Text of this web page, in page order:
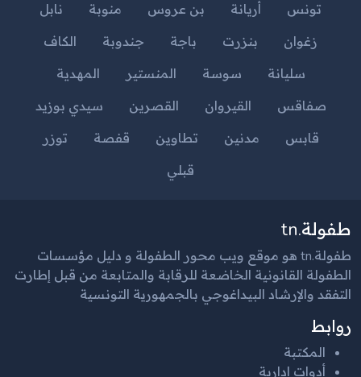
تونس أريانة بن عروس منوبة
نابل
زغوان
بنزرت باجة جندوبة
الكاف
سليانة
سوسة المنستير
المهدية
صفاقس
القيروان القصرين
سيدي بوزيد
قابس
مدنين تطاوين قفصة
توزر
قبلي
طفولة.tn
طفولة.tn هو موقع ويب محور الطفولة و دليل مؤسسات
الطفولة القانونية الخاضعة للرقابة والمتابعة من قبل إطارت
التفقد والإرشاد البيداغوجي بالجمهورية التونسية
روابط
المكتبة
أدوات إدارية